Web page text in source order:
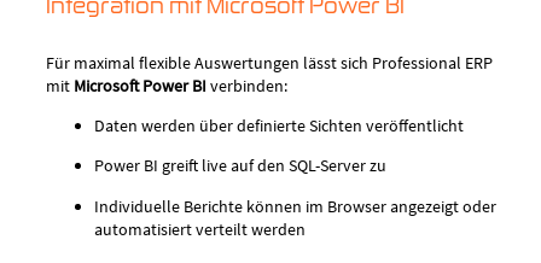
Für maximal flexible Auswertungen lässt sich Professional ERP
mit Microsoft Power BI verbinden:
Daten werden über definierte Sichten veröffentlicht
Power BI greift live auf den SQL-Server zu
Individuelle Berichte können im Browser angezeigt oder
automatisiert verteilt werden